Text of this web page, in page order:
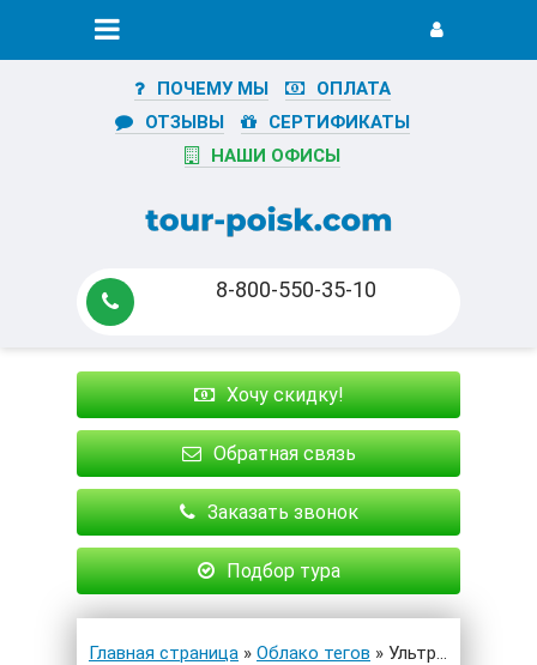
ПОЧЕМУ МЫ
ОПЛАТА
ОТЗЫВЫ
СЕРТИФИКАТЫ
НАШИ ОФИСЫ
8-800-550-35-10
Хочу скидку!
Обратная связь
Заказать звонок
Подбор тура
Главная страница » Облако тегов » Ультра Все Включено